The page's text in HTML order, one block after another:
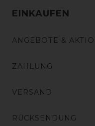
EINKAUFEN
ANGEBOTE &
ZAHLUNG
VERSAND
RÜCKSENDUNG